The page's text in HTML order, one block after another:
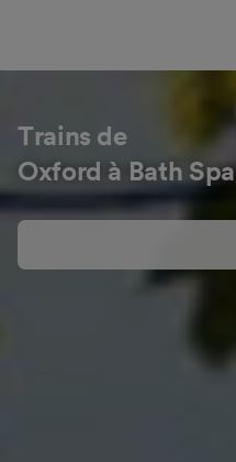
Trains de
Oxford à Bath Spa